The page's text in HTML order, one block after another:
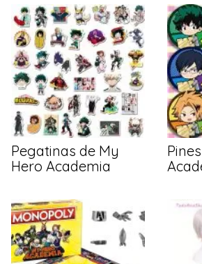
Pegatinas de My
Hero Academia